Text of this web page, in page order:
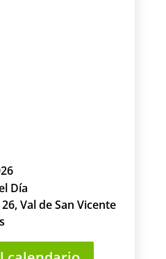
Día
Val de San Vicente